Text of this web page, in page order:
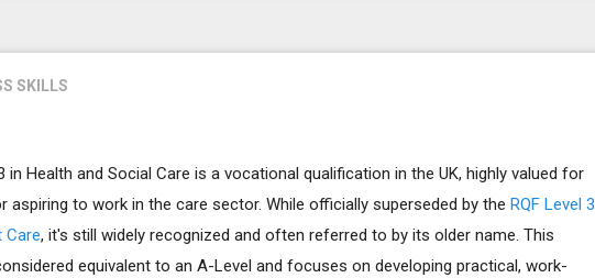
SKILLS
in Health and Social Care is a vocational qualification in the UK, highly valued for
aspiring to work in the care sector. While officially superseded by the RQF Level 3
Care, it's still widely recognized and often referred to by its older name. This
equivalent to an A-Level and focuses on developing practical, work-